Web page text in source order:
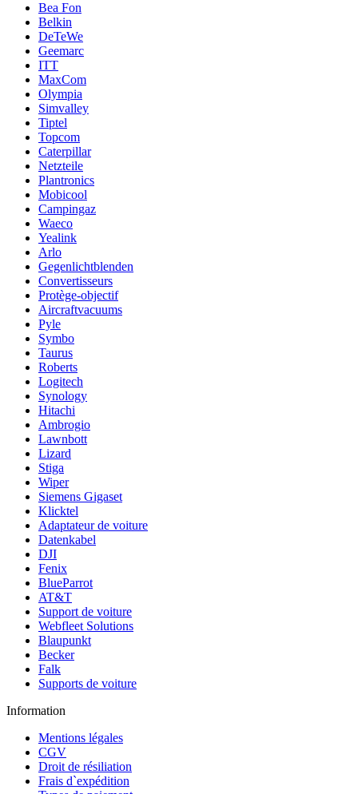
Bea Fon
Belkin
DeTeWe
Geemarc
ITT
MaxCom
Olympia
Simvalley
Tiptel
Topcom
Caterpillar
Netzteile
Plantronics
Mobicool
Campingaz
Waeco
Yealink
Arlo
Gegenlichtblenden
Convertisseurs
Protège-objectif
Aircraftvacuums
Pyle
Symbo
Taurus
Roberts
Logitech
Synology
Hitachi
Ambrogio
Lawnbott
Lizard
Stiga
Wiper
Siemens Gigaset
Klicktel
Adaptateur de voiture
Datenkabel
DJI
Fenix
BlueParrot
AT&T
Support de voiture
Webfleet Solutions
Blaupunkt
Becker
Falk
Supports de voiture
Information
Mentions légales
CGV
Droit de résiliation
Frais d`expédition